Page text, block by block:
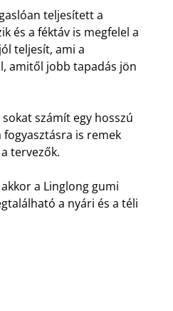
teljesített a
és a féktáv is megfelel a
teljesít, ami a
amitől jobb tapadás jön
számít egy hosszú
is remek
tervezők.
a Linglong gumi
a nyári és a téli